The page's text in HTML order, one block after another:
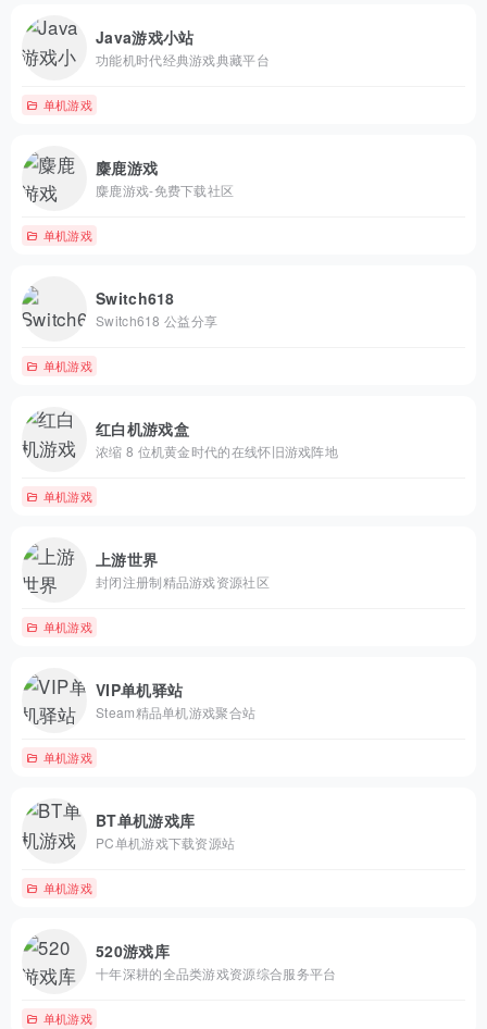
Java游戏小站
功能机时代经典游戏典藏平台
单机游戏
麋鹿游戏
麋鹿游戏-免费下载社区
单机游戏
Switch618
Switch618 公益分享
单机游戏
红白机游戏盒
浓缩 8 位机黄金时代的在线怀旧游戏阵地
单机游戏
上游世界
封闭注册制精品游戏资源社区
单机游戏
VIP单机驿站
Steam精品单机游戏聚合站
单机游戏
BT单机游戏库
PC单机游戏下载资源站
单机游戏
520游戏库
十年深耕的全品类游戏资源综合服务平台
单机游戏